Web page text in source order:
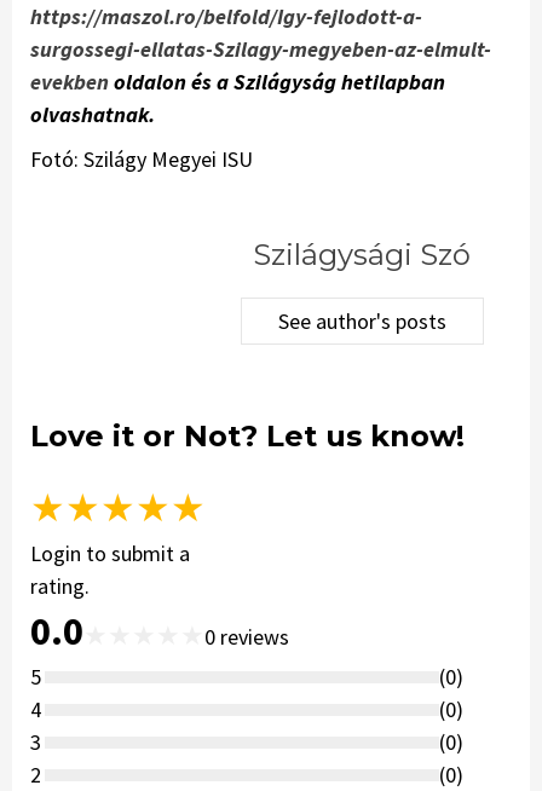
https://maszol.ro/belfold/Igy-fejlodott-a-
surgossegi-ellatas-Szilagy-megyeben-az-elmult-
evekbenoldalon és a Szilágyság hetilapban
olvashatnak.
Fotó: Szilágy Megyei ISU
Szilágysági Szó
See author's posts
Love it or Not? Let us know!
★★★★★
Login to submit a
rating.
0.0 0 reviews
5
(0)
4
(0)
3
(0)
2
(0)